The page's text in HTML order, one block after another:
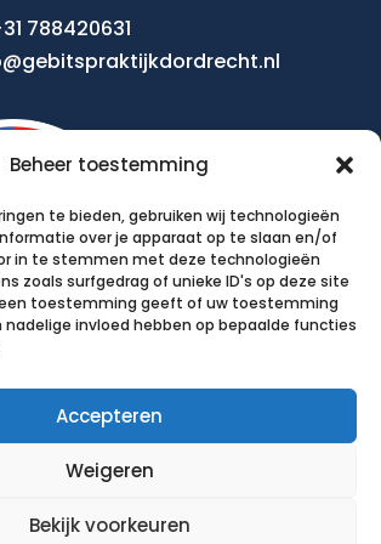
Beheer toestemming
te bieden, gebruiken wij technologieën
over je apparaat op te slaan en/of
in te stemmen met deze technologieën
zoals surfgedrag of unieke ID's op deze site
toestemming geeft of uw toestemming
nadelige invloed hebben op bepaalde functies
Accepteren
Weigeren
Bekijk voorkeuren
788420631